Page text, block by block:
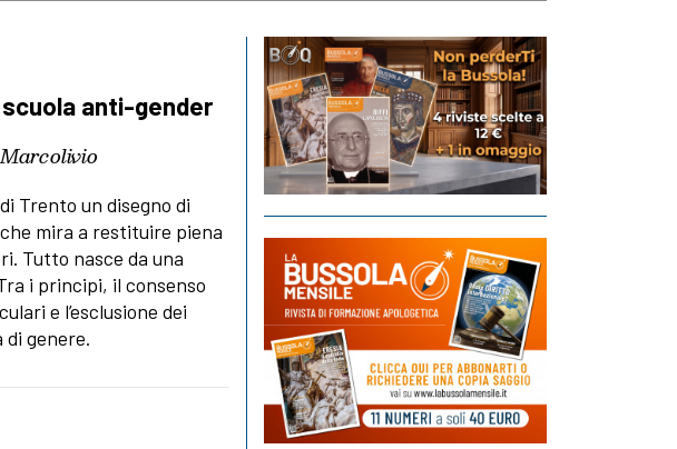
anti-gender
Trento un disegno di
mira a restituire piena
Tutto nasce da una
i principi, il consenso
e l’esclusione dei
genere.